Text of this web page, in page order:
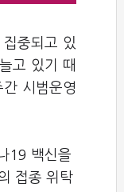
중되고 있
고 있기 때
시범운영
19 백신을
접종 위탁